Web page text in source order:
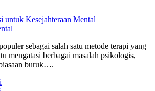
untuk Kesejahteraan Mental
sebagai salah satu metode terapi yang
mengatasi berbagai masalah psikologis,
buruk….